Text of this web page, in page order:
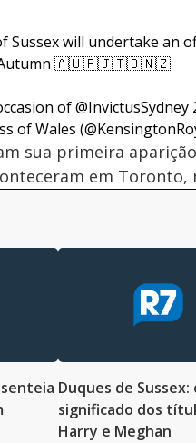
Sussex will undertake an
Autumn 🇦🇺🇫🇯🇹🇴🇳🇿
of @InvictusSydney
of Wales
sua primeira
em Toronto,
Duques de Sussex:
significado dos
Harry e Meghan